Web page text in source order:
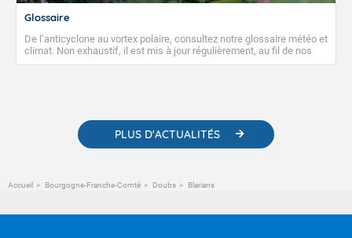
Glossaire
De l’anticyclone au vortex polaire, consultez notre glossaire météo et
climat. Non exhaustif, il est mis à jour régulièrement, au fil de nos
publications. Vous y trouverez également des liens utiles vers nos
PLUS D'ACTUALITÉS
Accueil Bourgogne-Franche-Comté Doubs Blarians